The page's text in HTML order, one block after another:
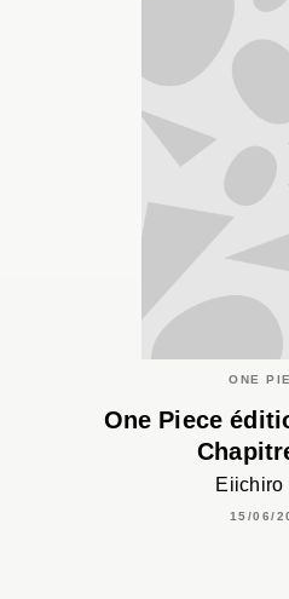
ONE
One Piece
Eiichiro
15/06/